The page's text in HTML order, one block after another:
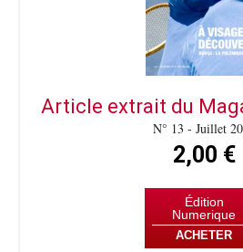
Article extrait du
N° 13 - Juillet
2,00 €
Édition
Numerique
ACHETER